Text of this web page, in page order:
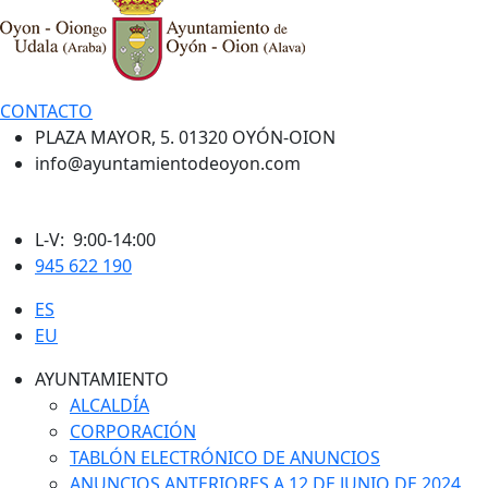
CONTACTO
PLAZA MAYOR, 5. 01320 OYÓN-OION
info@ayuntamientodeoyon.com
L-V: 9:00-14:00
945 622 190
ES
EU
AYUNTAMIENTO
ALCALDÍA
CORPORACIÓN
TABLÓN ELECTRÓNICO DE ANUNCIOS